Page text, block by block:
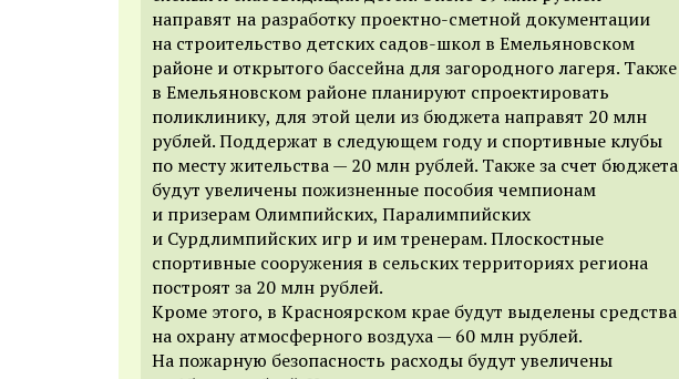
направят на разработку проектно-сметной документации
на строительство детских садов-школ в Емельяновском
районе и открытого бассейна для загородного лагеря. Также
в Емельяновском районе планируют спроектировать
поликлинику, для этой цели из бюджета направят 20 млн
рублей.Поддержат в следующем году и спортивные клубы
по месту жительства — 20 млн рублей. Также за счет бюджета
будут увеличены пожизненные пособия чемпионам
и призерам Олимпийских, Паралимпийских
и Сурдлимпийских игр и им тренерам. Плоскостные
спортивные сооружения в сельских территориях региона
построят за 20 млн рублей.
Кроме этого, в Красноярском крае будут выделены средства
на охрану атмосферного воздуха — 60 млн рублей.
На пожарную безопасность расходы будут увеличены